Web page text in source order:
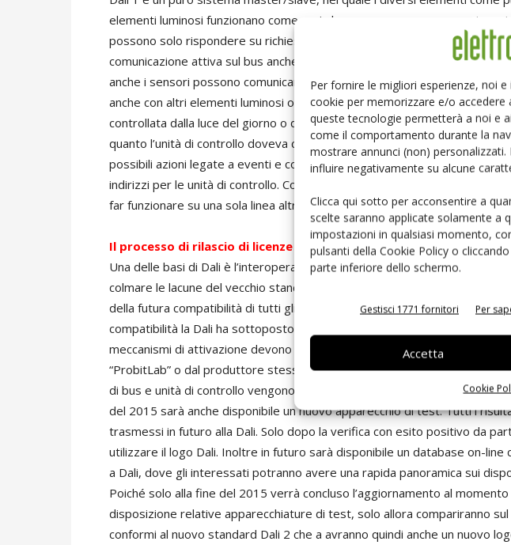
Per fornire le migliori esperienze, noi
cookie per memorizzare e/o
queste tecnologie permetterà a noi e
come il comportamento durante la
mostrare annunci (non)
influire negativamente su alcune
Clicca qui sotto per acconsentire a
scelte saranno applicate solamente a
impostazioni in qualsiasi momento,
pulsanti della Cookie Policy o
parte inferiore dello schermo.
Gestisci 1771 fornitori Per
Accetta
Cookie
elementi luminosi funzionano come puri slave e non possono comunicare
possono solo rispondere su richiesta dell’unità di controllo (master).
comunicazione attiva sul bus anche alle unità di controllo dalla sezione
anche i sensori possono comunicare senza precedente richiesta, non solo
anche con altri elementi luminosi o sensori di controllo. Ciò è utile per
controllata dalla luce del giorno o dalla presenza. Per ora tali controlli con
quanto l’unità di controllo doveva continuare a richiedere lo stato dei
possibili azioni legate a eventi e collegamenti logici. È inoltre disponibile
indirizzi per le unità di controllo. Così oltre ai 64 elementi luminosi finora
far funzionare su una sola linea altri 64 unità di controllo.
Il processo di rilascio di licenze
Una delle basi di Dali è l’interoperabilità fra produttori e prodotti. Dali 2 è
colmare le lacune del vecchio standard e nel contempo per porre una
della futura compatibilità di tutti gli apparecchi indipendentemente dal
compatibilità la Dali ha sottoposto a una rielaborazione anche il processo
meccanismi di attivazione devono essere testati come finora con
“ProbitLab” o dal produttore stesso o da una società di test
di bus e unità di controllo vengono elaborate al momento sequenze di
del 2015 sarà anche disponibile un nuovo apparecchio di test. Tutti i
trasmessi in futuro alla Dali. Solo dopo la verifica con esito positivo da
utilizzare il logo Dali. Inoltre in futuro sarà disponibile un database on-
a Dali, dove gli interessati potranno avere una rapida panoramica sui
Poiché solo alla fine del 2015 verrà concluso l’aggiornamento al
disposizione relative apparecchiature di test, solo allora compariranno
conformi al nuovo standard Dali 2 che a avranno quindi anche un nuovo